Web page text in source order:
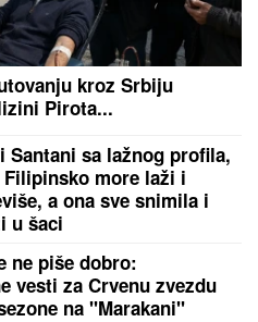
kroz Srbiju
Pirota...
Santani sa lažnog profila,
more laži i
a ona sve snimila i
u šaci
ne piše dobro:
vesti za Crvenu zvezdu
na "Marakani"